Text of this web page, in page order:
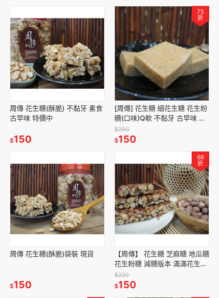
周傳 花生糖(酥脆) 不黏牙 素食
古早味 特價中
$150
75
折
[周傳] 花生糖 細花生糖 花生粉
糖(口味)Q軟 不黏牙 古早味 全
$200
$150
周傳 花生糖(酥脆)袋裝 現貨
$150
68
折
【周傳】 花生糖 芝麻糖 地瓜糖
花生粉糖 減糖版本 滿滿花生香
芝麻香 高雄名產 鳳山花生糖 素
食
$220
$150